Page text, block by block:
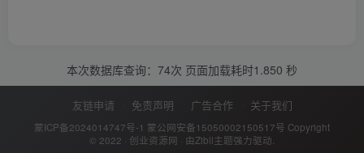
本次数据库查询：74次 页面加载耗时1.850 秒
友链申请 免责声明 广告合作 关于我们
蒙ICP备2024014747号-1 蒙公网安备15050002150517号 Copyright
© 2022 · 创业资源网 · 由Zibll主题强力驱动.